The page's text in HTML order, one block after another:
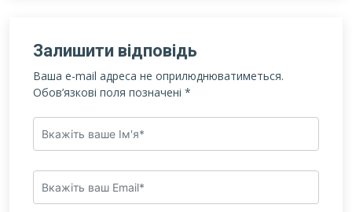
Залишити відповідь
Ваша e-mail адреса не оприлюднюватиметься.
Обов’язкові поля позначені *